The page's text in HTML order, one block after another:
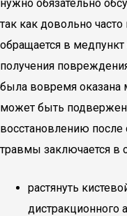
нужно обязательно
так как довольно
обращается в
получения
была вовремя
может быть
восстановлению
травмы заключается в
растянуть
дистракционного